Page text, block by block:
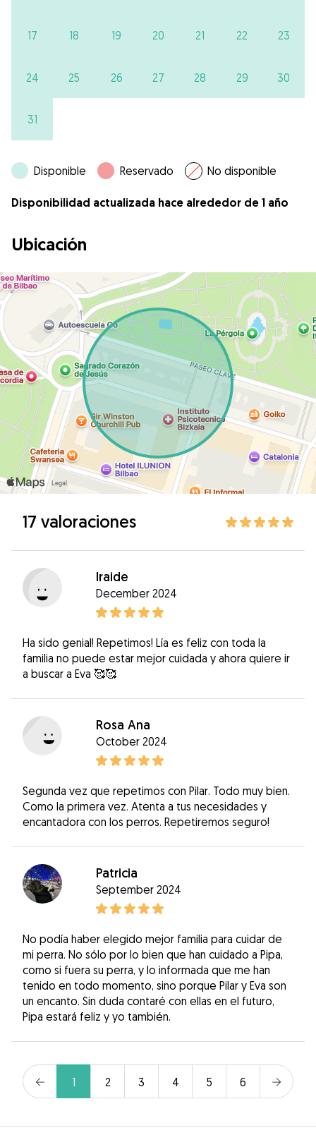
17 18 19 20 21 22 23
24 25 26 27 28 29 30
31
Disponible Reservado No disponible
Disponibilidad actualizada hace alrededor de 1 año
Ubicación
17 valoraciones
Iraide
December 2024
Ha sido genial! Repetimos! Lía es feliz con toda la
familia no puede estar mejor cuidada y ahora quiere ir
a buscar a Eva 🥰🥰
Rosa Ana
October 2024
Segunda vez que repetimos con Pilar. Todo muy bien.
Como la primera vez. Atenta a tus necesidades y
encantadora con los perros. Repetiremos seguro!
Patricia
September 2024
No podía haber elegido mejor familia para cuidar de
mi perra. No sólo por lo bien que han cuidado a Pipa,
como si fuera su perra, y lo informada que me han
tenido en todo momento, sino porque Pilar y Eva son
un encanto. Sin duda contaré con ellas en el futuro,
Pipa estará feliz y yo también.
1 2 3 4 5 6